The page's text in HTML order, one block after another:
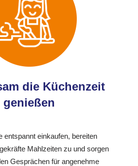
die Küchenzeit
genießen
entspannt einkaufen, bereiten
Mahlzeiten zu und sorgen
Gesprächen für angenehme